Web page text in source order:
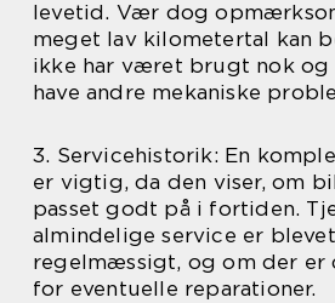
levetid. Vær dog
meget lav kilometertal kan
ikke har været brugt nok og
have andre mekaniske
3. Servicehistorik: En
er vigtig, da den viser, om
passet godt på i fortiden.
almindelige service er
regelmæssigt, og om der er
for eventuelle reparationer.